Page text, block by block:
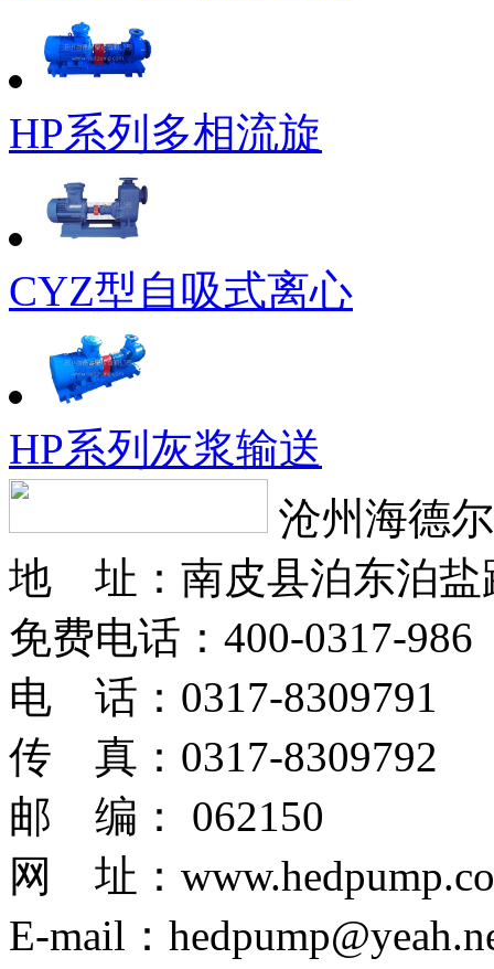
HP系列多相流旋
CYZ型自吸式离心
HP系列灰浆输送
沧州海德
地 址：南皮县泊东泊盐
免费电话：400-0317-986
电 话：0317-8309791
传 真：0317-8309792
邮 编： 062150
网 址：
E-mail：